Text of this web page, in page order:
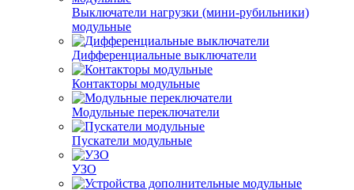
Выключатели нагрузки (мини-рубильники)
модульные
Дифференциальные выключатели
Контакторы модульные
Модульные переключатели
Пускатели модульные
УЗО